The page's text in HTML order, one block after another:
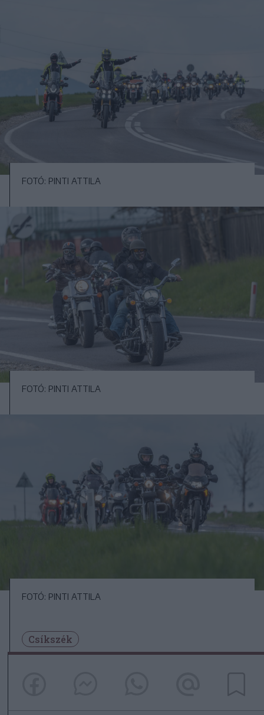
FOTÓ: PINTI ATTILA
FOTÓ: PINTI ATTILA
FOTÓ: PINTI ATTILA
Csíkszék